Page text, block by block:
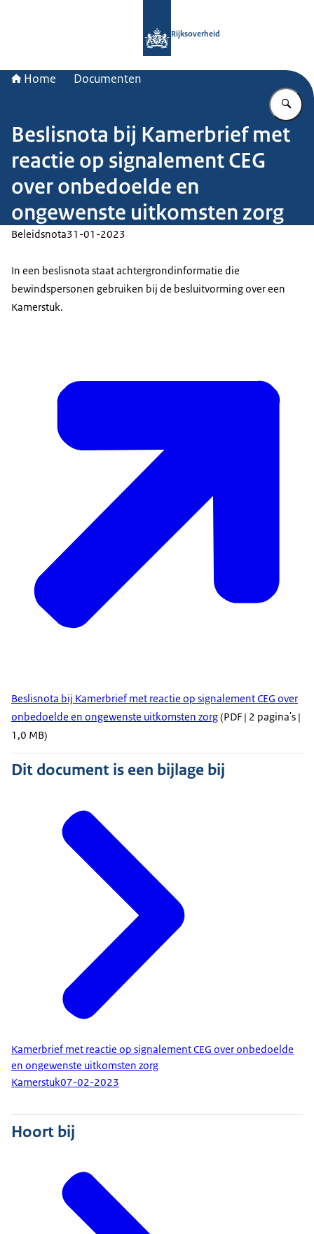
Rijksoverheid
Home Documenten
Beslisnota bij Kamerbrief met
reactie op signalement CEG
over onbedoelde en
ongewenste uitkomsten zorg
Beleidsnota31-01-2023
In een beslisnota staat achtergrondinformatie die
bewindspersonen gebruiken bij de besluitvorming over een
Kamerstuk.
Beslisnota bij Kamerbrief met reactie op signalement CEG over
onbedoelde en ongewenste uitkomsten zorg(PDF | 2 pagina's |
1,0 MB)
Dit document is een bijlage bij
Kamerbrief met reactie op signalement CEG over onbedoelde
en ongewenste uitkomsten zorg
Kamerstuk07-02-2023
Hoort bij